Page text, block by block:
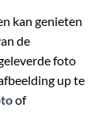
kan genieten
de
foto
up te
of